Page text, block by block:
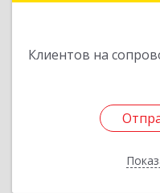
Клиентов на